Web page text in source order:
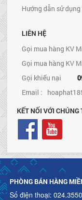
Hướng dẫn sử
LIÊN HỆ
Gọi mua hàng KV
Gọi mua hàng KV
Gọi khiếu nại
Email :
KẾT NỐI VỚI CHÚNG
PHÒNG BÁN HÀNG
Số điện thoại: